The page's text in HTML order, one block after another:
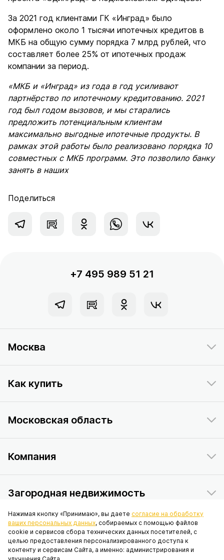
За 2021 год клиентами ГК «Инград» было
оформлено около 1 тысячи ипотечных кредитов в
МКБ на общую сумму порядка 7 млрд рублей, что
составляет более 25% от ипотечных продаж
компании за период.
«МКБ и «Инград» из года в год усиливают
партнёрство по ипотечному кредитованию. 2021
год был годом вызовов, и мы старались
предложить потенциальным клиентам
максимально выгодные ипотечные продукты. В
рамках этой работы было реализовано порядка 10
совместных с МКБ программ. Это позволило банку
занять в наших
Поделиться
+7 495 989 51 21
Москва
Как купить
Московская область
Компания
Загородная недвижимость
Данный интернет-сайт носит исключительно информационный
характер и ни при каких условиях не является публичной офертой,
определяемой положениями статьи 437 Гражданского кодекса
Нажимая кнопку «Принимаю», вы даете согласие на обработку
ваших персональных данных, собираемых с помощью файлов
cookie и сервисов сбора технических данных посетителей, с
целью предоставления персонализированного доступа к
контенту и сервисам Сайта, а именно: администрирования и